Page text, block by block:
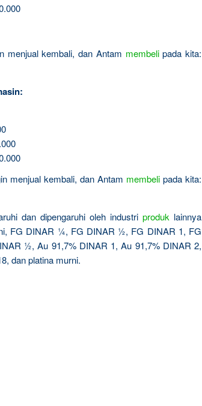
menjual kembali, dan Antam membelipada kita:
menjual kembali, dan Antam membeli pada kita:
dan dipengaruhi oleh industri produk lainnya
FG DINAR ¼, FG DINAR ½, FG DINAR 1, FG
½, Au 91,7% DINAR 1, Au 91,7% DINAR 2,
dan platina murni.